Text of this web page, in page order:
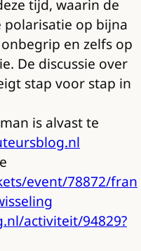
tijd, waarin de
op bijna
en zelfs op
De discussie over
stap voor stap in
is alvast te
event/78872/fran
activiteit/94829?